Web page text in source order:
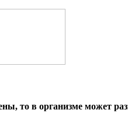
то в организме может